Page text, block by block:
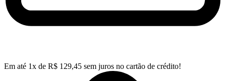
Em até 1x de R$ 129,45 sem juros no cartão de crédito!